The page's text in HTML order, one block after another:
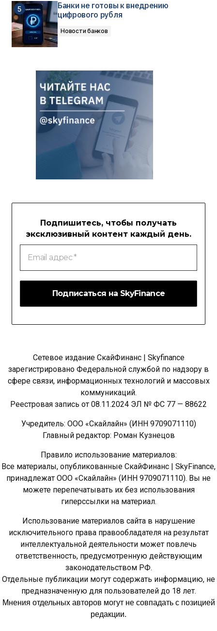
Банки не готовы к внедрению
цифрового рубля
Новости банков
Подпишитесь, чтобы получать
эксклюзивный контент каждый день.
Email
адрес
Сетевое издание СкайФинанс | Skyfinance
зарегистрировано Федеральной службой по надзору в
сфере связи, информационных технологий и массовых
коммуникаций.
Реестровая запись от 08.11.2024 ЭЛ № ФС 77 — 88622
Учредитель: ООО «Скайлайн» (ИНН 9709071110)
Главный редактор: Роман Кузнецов
Правило использование материалов:
Все материалы, опубликованные СкайФинанс | SkyFinance,
принадлежат ООО «Скайлайн» (ИНН 9709071110). Вы не
можете перепечатывать их без использования
гиперссылки на материал.
Использование материалов сайта в нарушение
исключительного права правообладателя на результат
интеллектуальной деятельности может повлечь
ответственность, предусмотренную действующим
законодательством РФ.
Отдельные публикации могут содержать информацию, не
предназначенную для пользователей до 18 лет.
Мнения отдельных авторов могут не совпадать с позицией
редакции.